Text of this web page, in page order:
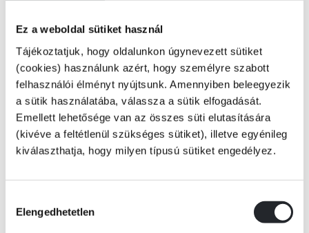
Ez a weboldal sütiket használ
Tájékoztatjuk, hogy oldalunkon úgynevezett sütiket
(cookies) használunk azért, hogy személyre szabott
felhasználói élményt nyújtsunk. Amennyiben beleegyezik
a sütik használatába, válassza a sütik elfogadását.
Emellett lehetősége van az összes süti elutasítására
(kivéve a feltétlenül szükséges sütiket), illetve egyénileg
kiválaszthatja, hogy milyen típusú sütiket engedélyez.
kiválasztása
Elengedhetetlen